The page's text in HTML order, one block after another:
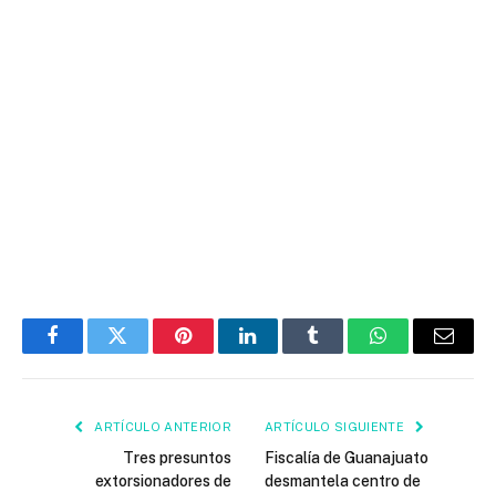
FacebookTwitter PinterestLinkedInTumblr WhatsAppEmail
ARTÍCULO ANTERIOR
Tres presuntos
extorsionadores de
ARTÍCULO SIGUIENTE
Fiscalía de Guanajuato
desmantela centro de